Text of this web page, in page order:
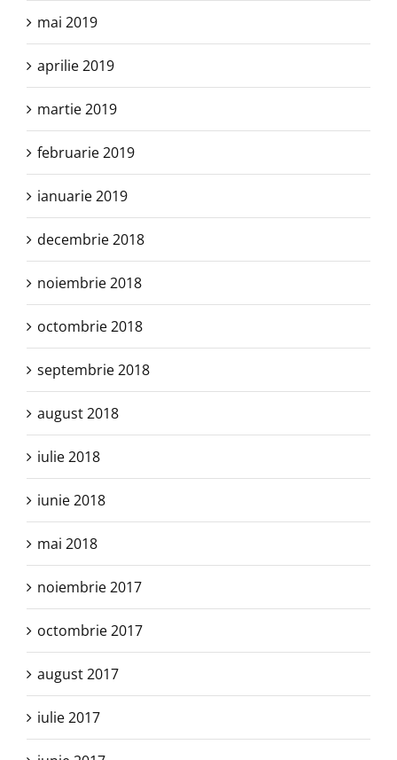
mai 2019
aprilie 2019
martie 2019
februarie 2019
ianuarie 2019
decembrie 2018
noiembrie 2018
octombrie 2018
septembrie 2018
august 2018
iulie 2018
iunie 2018
mai 2018
noiembrie 2017
octombrie 2017
august 2017
iulie 2017